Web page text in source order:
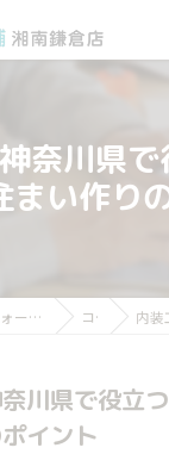
奈川県
まい作り
神奈川県鎌倉のリフォームならりふぉ～む本舗 湘南鎌倉店 コラム 内装工事
川県で役立
イント